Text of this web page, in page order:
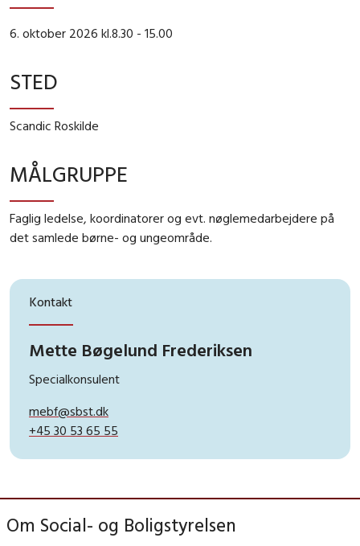
6. oktober 2026 kl.8.30 - 15.00
STED
Scandic Roskilde
MÅLGRUPPE
Faglig ledelse, koordinatorer og evt. nøglemedarbejdere på
det samlede børne- og ungeområde.
Kontakt
Mette Bøgelund Frederiksen
Specialkonsulent
mebf@sbst.dk
+45 30 53 65 55
Om Social- og Boligstyrelsen